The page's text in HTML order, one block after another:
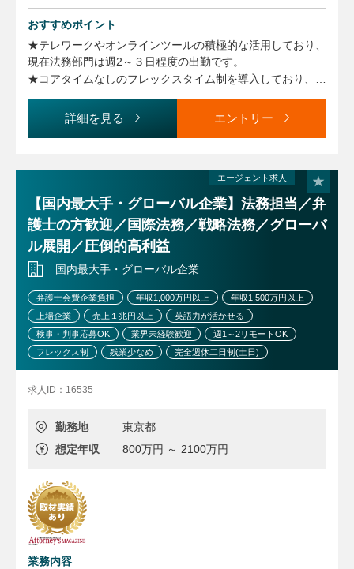
・訴訟等のリスクマネジメント対応
・ガバナンス体制の整備
・開示・インサイダー取引規制対応
【業務に関する変更の範囲】
内容へ変更することがあります
おすすめポイント
★テレワークやオンラインツールの積極的な活用しており、
現在法務部門は週2～３日程度の出勤です。
★コアタイムなしのフレックスタイム制を導入しており、ワ
★休暇の取得がしやすく、男性も積極的に育児休暇を取得し
★英語での業務経験を今後も生かしたい方はもちろん、英語
実務経験を今後積みたい方も応募可能です。
★海外赴任のチャンスがあります。（希望者）
★アメリカへの留学制度があります（ロースクールおよび社
内留学）
★社内弁護士複数名在籍
詳細を見る エントリー
エージェント求人
【国内最大手・グローバル企業】法務担当／弁
護士の方歓迎／国際法務／戦略法務／グローバ
ル展開／圧倒的高利益
国内最大手・グローバル企業
弁護士会費企業負担 年収1,000万円以上
年収1,500万円以上
上場企業
売上１兆円以上
英語力が活かせる
検事・判事応募OK
業界未経験歓迎
週1～2リモートOK
フレックス制
残業少なめ 完全週休二日制(土日)
求人ID：16535
勤務地
東京都
想定年収
800万円 ～ 2100万円
業務内容